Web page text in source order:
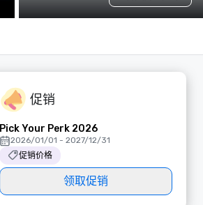
促销
Pick Your Perk 2026
2026/01/01 - 2027/12/31
促销价格
领取促销